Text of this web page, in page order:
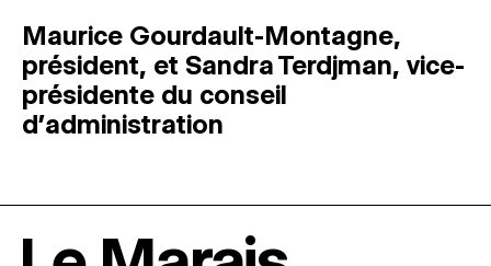
Maurice Gourdault-Montagne,
président, et Sandra Terdjman, vice-
présidente du conseil
d’administration